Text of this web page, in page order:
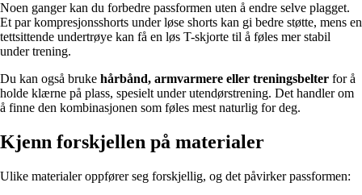
Noen ganger kan du forbedre passformen uten å endre selve plagget.
Et par kompresjonsshorts under løse shorts kan gi bedre støtte, mens en
tettsittende undertrøye kan få en løs T-skjorte til å føles mer stabil
under trening.
Du kan også bruke hårbånd, armvarmere eller treningsbelter for å
holde klærne på plass, spesielt under utendørstrening. Det handler om
å finne den kombinasjonen som føles mest naturlig for deg.
Kjenn forskjellen på materialer
Ulike materialer oppfører seg forskjellig, og det påvirker passformen: